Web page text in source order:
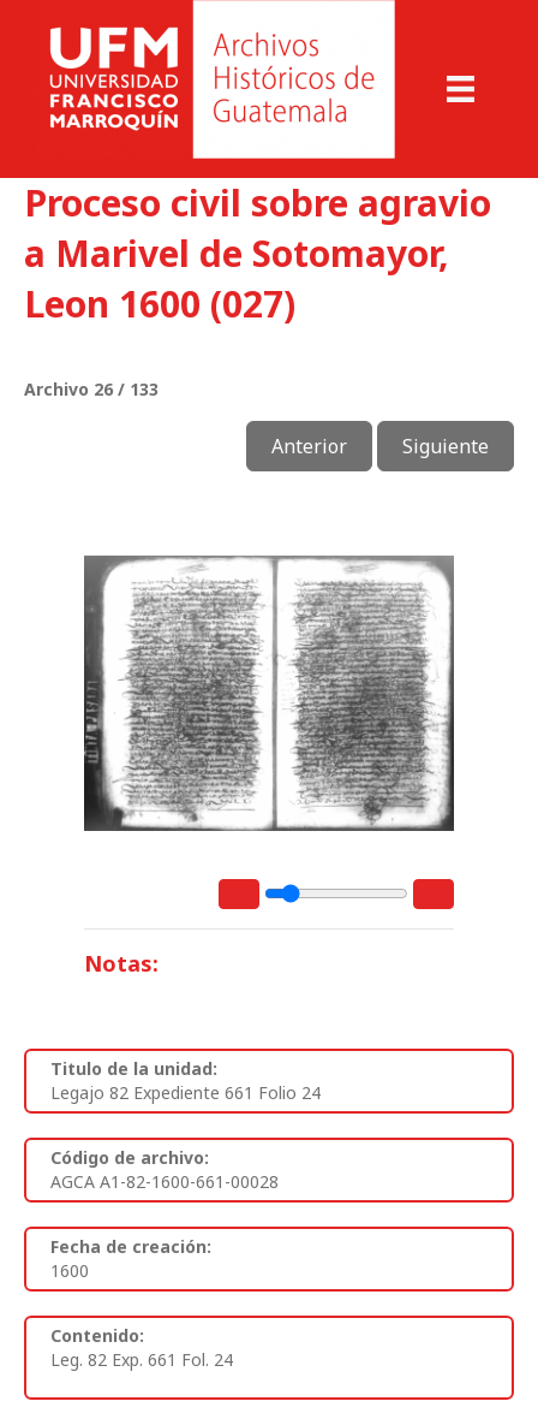
Proceso civil sobre agravio
a Marivel de Sotomayor,
Leon 1600 (027)
Archivo 26 / 133
Anterior Siguiente
Notas:
Titulo de la unidad:
Legajo 82 Expediente 661 Folio 24
Código de archivo:
AGCA A1-82-1600-661-00028
Fecha de creación:
1600
Contenido:
Leg. 82 Exp. 661 Fol. 24